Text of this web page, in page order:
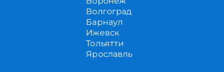
Волгоград
Барнаул
Ижевск
Тольятти
Ярославль